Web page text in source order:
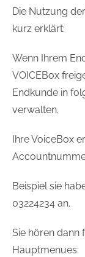
Die Nutzung
kurz erklärt:
Wenn Ihrem
VOICEBox
Endkunde in
verwalten.
Ihre VoiceBox
Beispiel sie
03224234 an.
Sie hören dann
Hauptmenues: